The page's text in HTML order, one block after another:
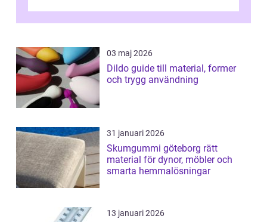
03 maj 2026
Dildo guide till material, former
och trygg användning
31 januari 2026
Skumgummi göteborg rätt
material för dynor, möbler och
smarta hemmalösningar
13 januari 2026